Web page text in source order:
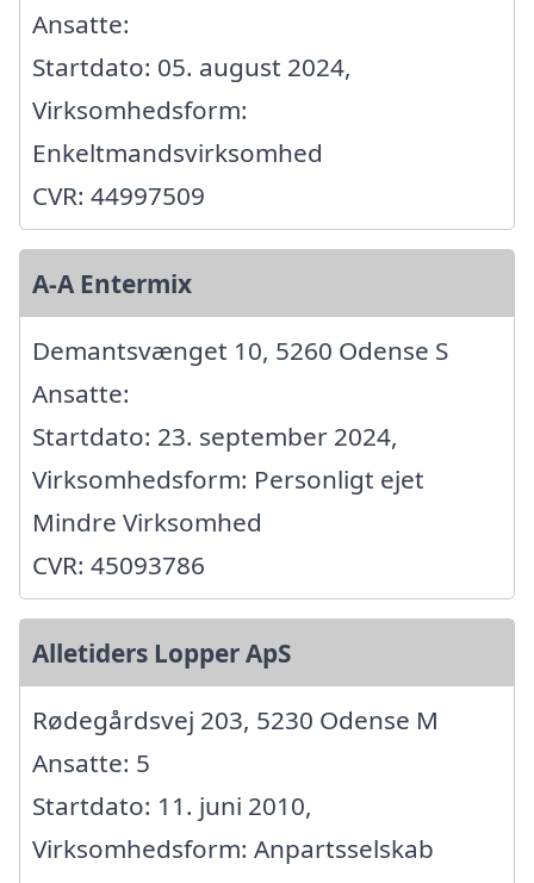
Ansatte:
Startdato: 05. august 2024,
Virksomhedsform:
Enkeltmandsvirksomhed
CVR: 44997509
A-A Entermix
Demantsvænget 10, 5260 Odense S
Ansatte:
Startdato: 23. september 2024,
Virksomhedsform: Personligt ejet
Mindre Virksomhed
CVR: 45093786
Alletiders Lopper ApS
Rødegårdsvej 203, 5230 Odense M
Ansatte: 5
Startdato: 11. juni 2010,
Virksomhedsform: Anpartsselskab